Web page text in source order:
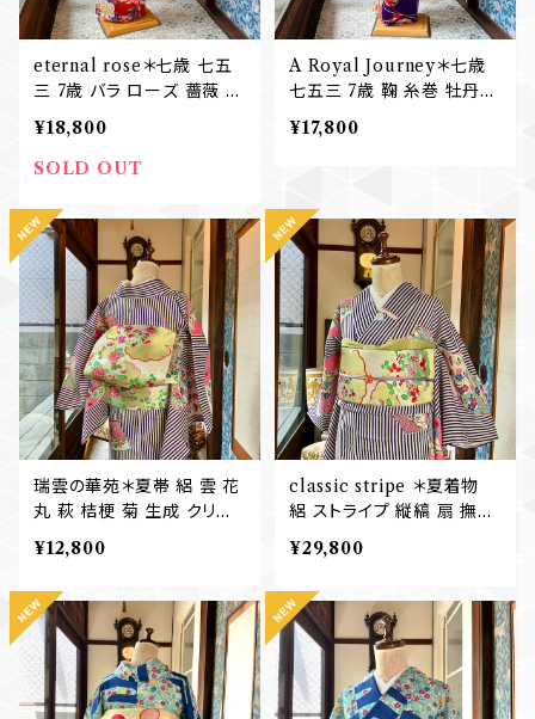
eternal rose＊七歳 七五
三 7歳 バラ ローズ 薔薇 洋
風 紅赤 真紅 レッド 6歳 7
歳 8歳 アンティーク子供着
物 B761
¥18,800
SOLD OUT
A Royal Journey＊七歳
七五三 7歳 鞠 糸巻 牡丹
菊 椿 パープル 紫 7歳 8歳
9歳10歳ハーフ成人式 小学
¥17,800
瑞雲の華苑＊夏帯 絽 雲 花
丸 萩 桔梗 菊 生成 クリー
ムイエロー 刺繍 アンティー
ク夏名古屋帯 B767
¥12,800
classic stripe ＊夏着物
絽 ストライプ 縦縞 扇 撫子
萩 桔梗 菊 紫 アンティーク
夏着物 B766
¥29,800